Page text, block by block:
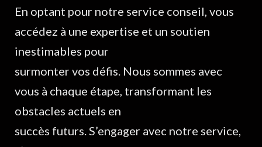
En optant pour notre service conseil, vous
accédez à une expertise et un soutien
inestimables pour
surmonter vos défis. Nous sommes avec
vous à chaque étape, transformant les
obstacles actuels en
succès futurs. S’engager avec notre service,